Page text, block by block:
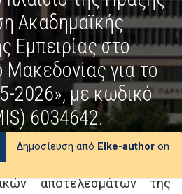
Ακαδημαϊκής
Εμπειρίας στο
Μακεδονίας για το
2026», με κωδικό
6034642.
Δημοσίευση από Elke-author on
αποτελεσμάτων της